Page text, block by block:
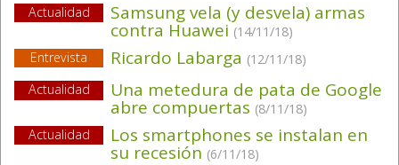
Actualidad
Samsung vela (y desvela) armas
contra Huawei (14/11/18)
Entrevista
Ricardo Labarga (12/11/18)
Actualidad
Una metedura de pata de Google
abre compuertas (8/11/18)
Actualidad
Los smartphones se instalan en
su recesión (6/11/18)